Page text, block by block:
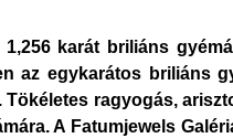
karát briliáns
az egykarátos briliáns
ragyogás,
A Fatumjewels